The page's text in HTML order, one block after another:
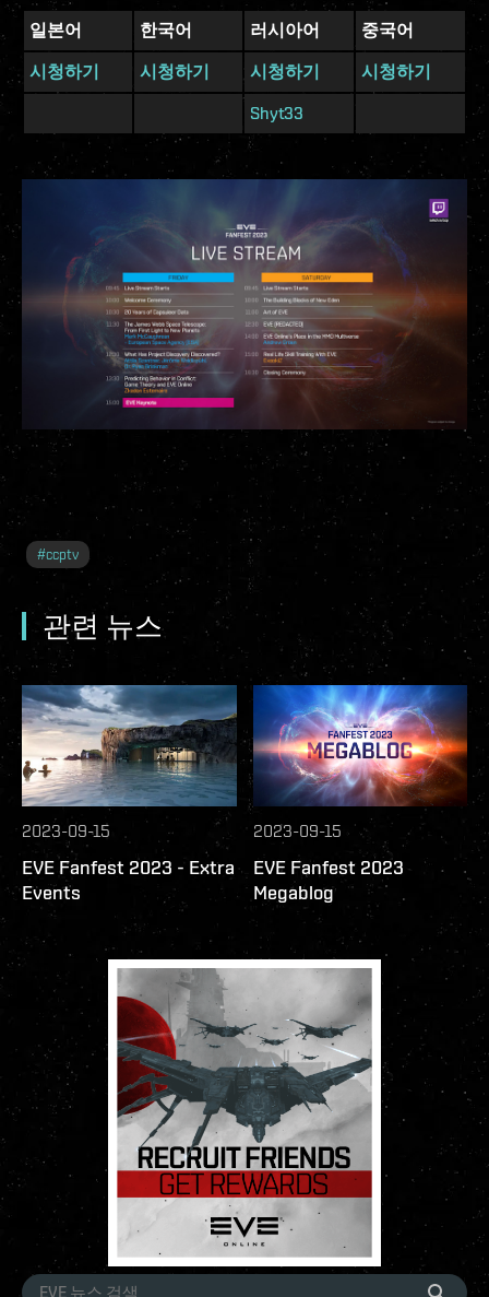
일본어 한국어 러시아어
중국어
시청하기
시청하기 시청하기
시청하기
Shyt33
#ccptv
관련 뉴스
2023-09-15
EVE Fanfest 2023 - Extra
Events
2023-09-15
EVE Fanfest 2023
Megablog